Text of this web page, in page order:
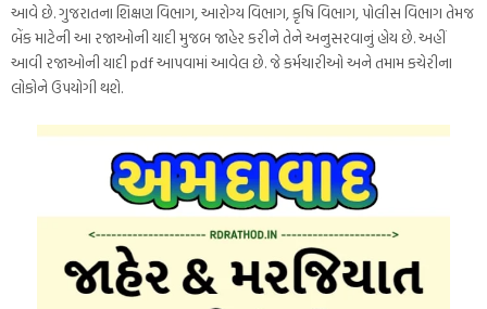
આવે છે. ગુજરાતના શિક્ષણ વિભાગ, આરોગ્ય વિભાગ, કૃષિ વિભાગ, પોલીસ વિભાગ તેમજ
બેંક માટેની આ રજાઓની યાદી મુજબ જાહેર કરીને તેને અનુસરવાનું હોય છે. અહીં
આવી રજાઓની યાદી pdf આપવામાં આવેલ છે. જે કર્મચારીઓ અને તમામ કચેરીના
લોકોને ઉપયોગી થશે.